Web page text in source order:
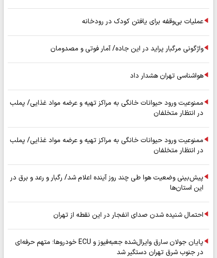
عملیات بی‌وقفه برای یافتن کودک در رودخانه
واژگونی مرگبار پراید در این جاده/ آمار فوتی و مصدومان
هواشناسی تهران هشدار داد
ممنوعیت ورود حیوانات خانگی به مراکز تهیه و عرضه مواد غذایی/ پملب
در انتظار متخلفان
ممنوعیت ورود حیوانات خانگی به مراکز تهیه و عرضه مواد غذایی/ پملب
در انتظار متخلفان
پیش‌بینی وضعیت هوا طی چند روز آینده اعلام شد/ رگبار و رعد و برق در
این استان‌ها
احتمال شنیده شدن صدای انفجار در این نقطه از تهران
پایان جولان سارق وایرال‌شده جعبه‌فیوز و ECU خودروها؛ متهم حرفه‌ای
در جنوب شرق تهران دستگیر شد